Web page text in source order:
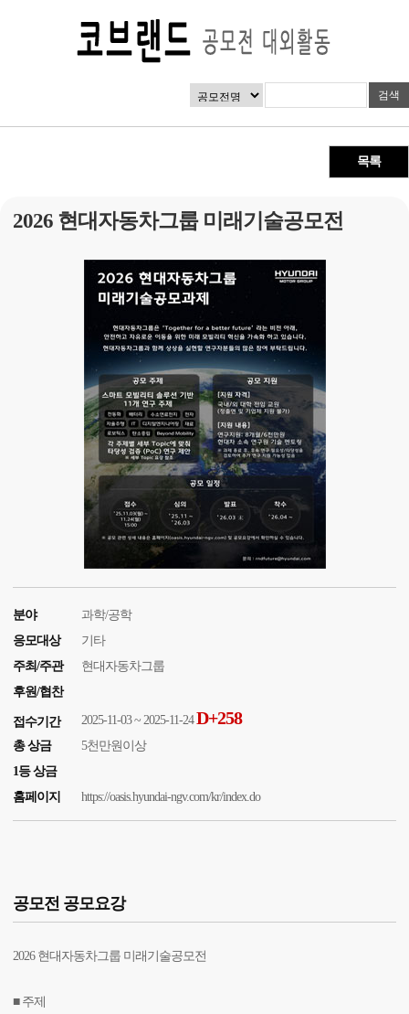
목록
2026 현대자동차그룹 미래기술공모전
분야
과학/공학
응모대상
기타
주최/주관
현대자동차그룹
후원/협찬
접수기간 2025-11-03 ~ 2025-11-24D+258
총 상금
5천만원이상
1등 상금
홈페이지
https://oasis.hyundai-ngv.com/kr/index.do
공모전 공모요강
2026 현대자동차그룹 미래기술공모전
■ 주제